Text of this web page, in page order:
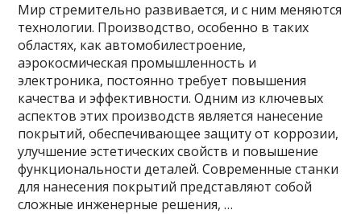
Мир стремительно развивается, и с ним меняются
технологии. Производство, особенно в таких
областях, как автомобилестроение,
аэрокосмическая промышленность и
электроника, постоянно требует повышения
качества и эффективности. Одним из ключевых
аспектов этих производств является нанесение
покрытий, обеспечивающее защиту от коррозии,
улучшение эстетических свойств и повышение
функциональности деталей. Современные станки
для нанесения покрытий представляют собой
сложные инженерные решения, …